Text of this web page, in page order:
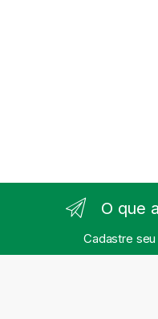
O que
Cadastre